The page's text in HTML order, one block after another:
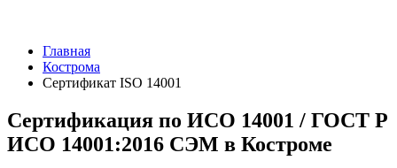
Главная
Кострома
Сертификат ISO 14001
Сертификация по ИСО 14001 / ГОСТ Р
ИСО 14001:2016 СЭМ в Костроме